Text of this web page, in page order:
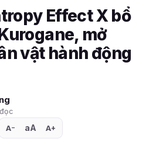
Effect X bổ
mở
vật hành động
A− aA A+